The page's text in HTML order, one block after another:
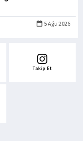
5 Ağu 2026
Takip Et